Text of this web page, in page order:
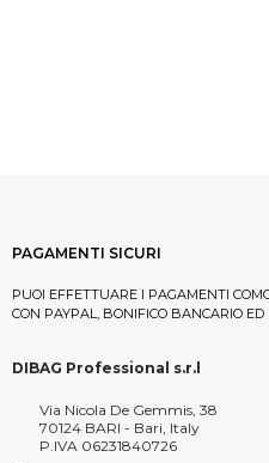
PAGAMENTI SICURI
PUOI EFFETTUARE I PAGAMENTI
CON PAYPAL, BONIFICO BANCARIO ED
DIBAG Professional s.r.l
Via Nicola De Gemmis, 38
70124 BARI - Bari, Italy
P.IVA 06231840726